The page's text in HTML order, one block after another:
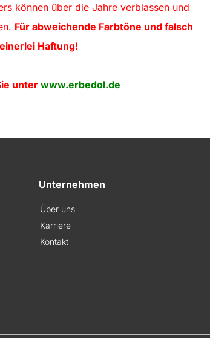
können über die Jahre verblassen und
Für abweichende Farbtöne und falsch
Haftung!
unter www.erbedol.de
Unternehmen
Über uns
Karriere
Kontakt